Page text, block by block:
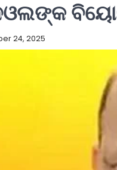
24, 2025